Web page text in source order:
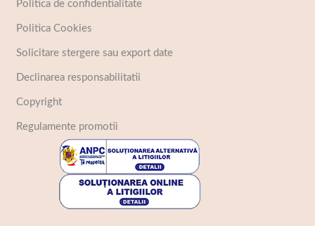
Politica de confidentialitate
Politica Cookies
Solicitare stergere sau export date
Declinarea responsabilitatii
Copyright
Regulamente promotii